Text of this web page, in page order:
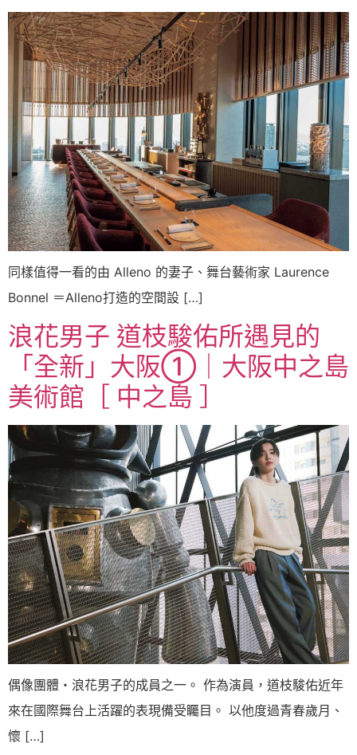
同樣值得一看的由 Alleno 的妻子、舞台藝術家 Laurence
Bonnel ＝Alleno打造的空間設 […]
浪花男子 道枝駿佑所遇見的
「全新」大阪①｜大阪中之島
美術館［ 中之島 ］
偶像團體・浪花男子的成員之一。 作為演員，道枝駿佑近年
來在國際舞台上活躍的表現備受矚目。 以他度過青春歲月、
懷 […]